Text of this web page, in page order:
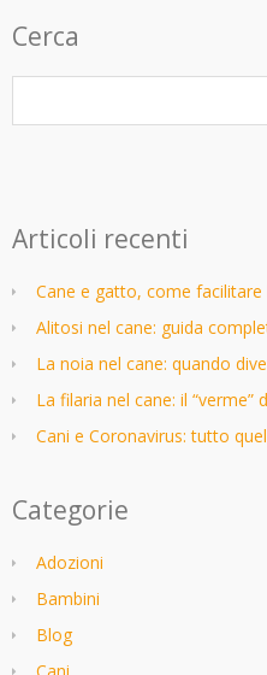
Cerca
Articoli recenti
Cane e gatto, come facilitare
Alitosi nel cane: guida
La noia nel cane: quando
La filaria nel cane: il “verme”
Cani e Coronavirus: tutto
Categorie
Adozioni
Bambini
Blog
Cani